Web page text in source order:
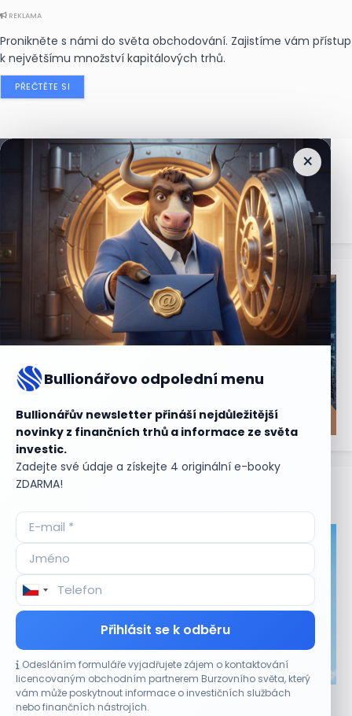
REKLAMA
Pronikněte s námi do světa obchodování. Zajistíme vám přístup
k největšímu množství kapitálových trhů.
PŘEČTĚTE SI
×
Bullionářovo odpolední menu
Bullionářův newsletter přináší nejdůležitější
novinky z finančních trhů a informace ze světa
investic.
Zadejte své údaje a získejte 4 originální e-booky
ZDARMA!
Přihlásit se k odběru
Odesláním formuláře vyjadřujete zájem o kontaktování
licencovaným obchodním partnerem Burzovního světa, který
vám může poskytnout informace o investičních službách
nebo finančních nástrojích.
Nejčtenějšízprávy
Aktuální
CO HÝBE TRHEM
Akcie Micron klesají, ale nejhoršímu výprodeji